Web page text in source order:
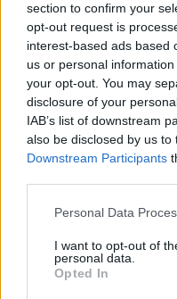
section to confirm your
opt-out request is
interest-based ads based
us or personal
your opt-out. You may
disclosure of your
IAB’s list of downstream
also be disclosed by us to
Downstream Participants
Personal Data
I want to opt-out of
personal data.
Opted In